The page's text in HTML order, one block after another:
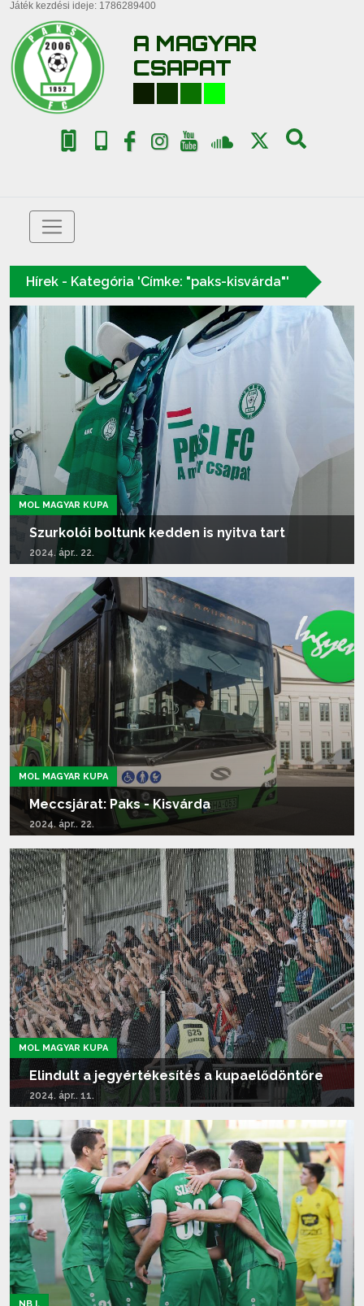
Játék kezdési ideje: 1786289400
A MAGYAR
CSAPAT
Hírek - Kategória 'Címke: "paks-kisvárda"'
MOL MAGYAR KUPA
Szurkolói boltunk kedden is nyitva tart
2024. ápr.. 22.
Tovább olvasom...
MOL MAGYAR KUPA
Meccsjárat: Paks - Kisvárda
2024. ápr.. 22.
Tovább olvasom...
MOL MAGYAR KUPA
Elindult a jegyértékesítés a kupaelődöntőre
2024. ápr.. 11.
Tovább olvasom...
NB I.